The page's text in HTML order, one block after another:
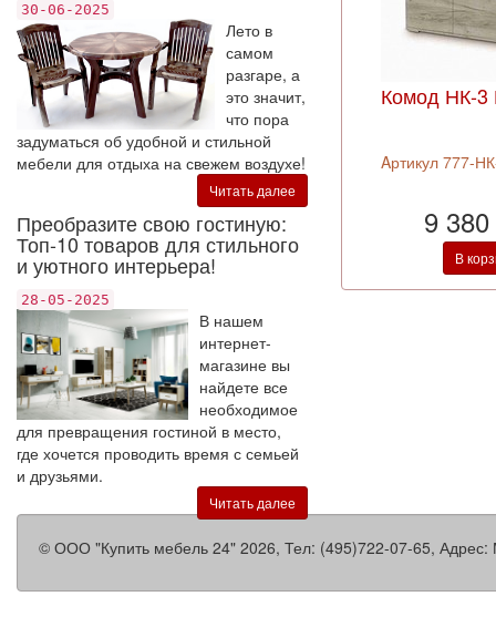
30-06-2025
Лето в
самом
разгаре, а
это значит,
что пора
задуматься об удобной и стильной
мебели для отдыха на свежем воздухе!
Читать далее
Преобразите свою гостиную:
Топ-10 товаров для стильного
и уютного интерьера!
28-05-2025
В нашем
интернет-
магазине вы
найдете все
необходимое
для превращения гостиной в место,
где хочется проводить время с семьей
и друзьями.
Читать далее
Комод НК-3
Aртикул 777-
9
В
© ООО "Купить мебель 24" 2026, Тел: (495)722-07-65, Адрес: